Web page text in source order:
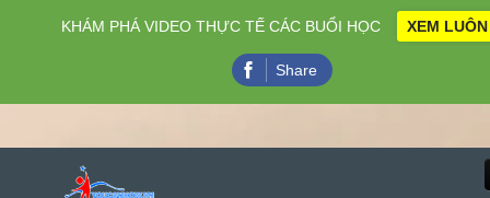
KHÁM PHÁ VIDEO THỰC TẾ CÁC BUỔI HỌC XEM LUÔN
Share